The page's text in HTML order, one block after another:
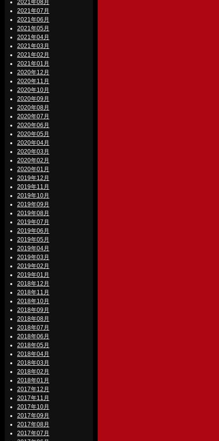
2021年08月
2021年07月
2021年06月
2021年05月
2021年04月
2021年03月
2021年02月
2021年01月
2020年12月
2020年11月
2020年10月
2020年09月
2020年08月
2020年07月
2020年06月
2020年05月
2020年04月
2020年03月
2020年02月
2020年01月
2019年12月
2019年11月
2019年10月
2019年09月
2019年08月
2019年07月
2019年06月
2019年05月
2019年04月
2019年03月
2019年02月
2019年01月
2018年12月
2018年11月
2018年10月
2018年09月
2018年08月
2018年07月
2018年06月
2018年05月
2018年04月
2018年03月
2018年02月
2018年01月
2017年12月
2017年11月
2017年10月
2017年09月
2017年08月
2017年07月